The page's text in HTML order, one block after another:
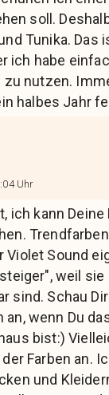
soll.
Tunika. Das
ich habe
zu nutzen.
halbes Jahr
Uhr
ich kann Deine
Violet Sound
weil sie
sind. Schau
wenn Du
bist:)
Farben an.
und